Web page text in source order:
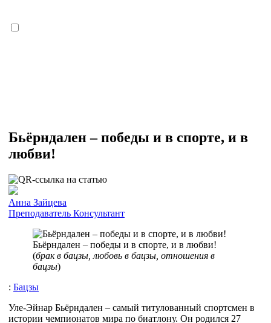
Бьёрндален – победы и в спорте, и в
любви!
Анна Зайцева
Преподаватель Консультант
Бьёрндален – победы и в спорте, и в любви!
(брак в бацзы, любовь в бацзы, отношения в
бацзы)
: Бацзы
Уле-Эйнар Бьёрндален – самый титулованный спортсмен в
истории чемпионатов мира по биатлону. Он родился 27